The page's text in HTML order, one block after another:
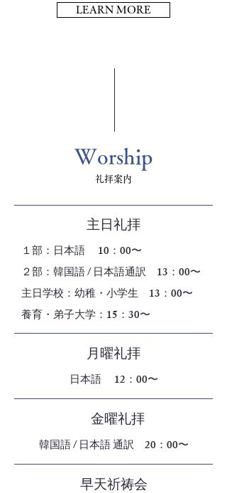
LEARN MORE
Worship
礼拝案内
主日礼拝
１部：日本語 10：00〜
２部：韓国語 / 日本語通訳 13：00〜
​主日学校：幼稚・小学生 13：00〜
養育・弟子大学：15：30〜
月曜礼拝
日本語 12：00〜
金曜礼拝
韓国語 / 日本語 通訳 20：00〜
早天祈祷会